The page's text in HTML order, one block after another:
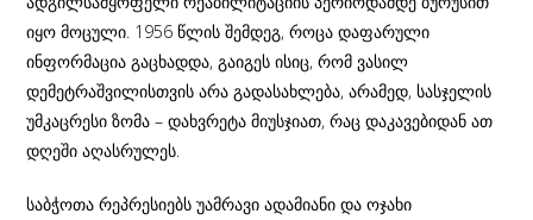
იყო მოცული. 1956 წლის შემდეგ, როცა დაფარული
ინფორმაცია გაცხადდა, გაიგეს ისიც, რომ ვასილ
დემეტრაშვილისთვის არა გადასახლება, არამედ, სასჯელის
უმკაცრესი ზომა – დახვრეტა მიუსჯიათ, რაც დაკავებიდან ათ
დღეში აღასრულეს.
საბჭოთა რეპრესიებს უამრავი ადამიანი და ოჯახი